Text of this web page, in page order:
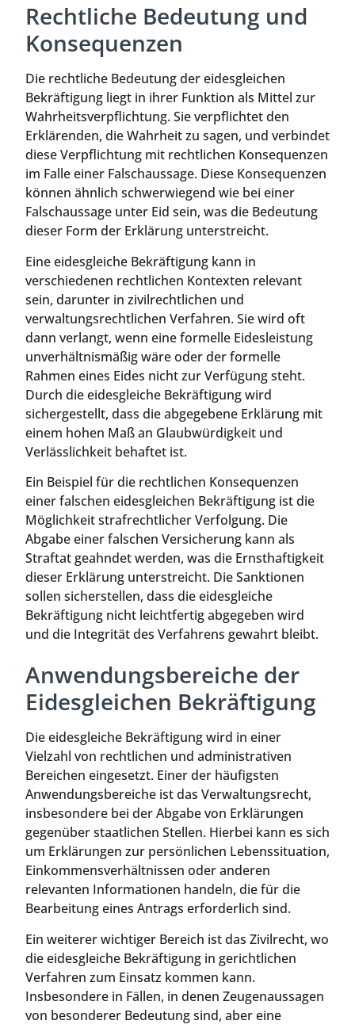
Rechtliche Bedeutung und
Konsequenzen
Die rechtliche Bedeutung der eidesgleichen
Bekräftigung liegt in ihrer Funktion als Mittel zur
Wahrheitsverpflichtung. Sie verpflichtet den
Erklärenden, die Wahrheit zu sagen, und verbindet
diese Verpflichtung mit rechtlichen Konsequenzen
im Falle einer Falschaussage. Diese Konsequenzen
können ähnlich schwerwiegend wie bei einer
Falschaussage unter Eid sein, was die Bedeutung
dieser Form der Erklärung unterstreicht.
Eine eidesgleiche Bekräftigung kann in
verschiedenen rechtlichen Kontexten relevant
sein, darunter in zivilrechtlichen und
verwaltungsrechtlichen Verfahren. Sie wird oft
dann verlangt, wenn eine formelle Eidesleistung
unverhältnismäßig wäre oder der formelle
Rahmen eines Eides nicht zur Verfügung steht.
Durch die eidesgleiche Bekräftigung wird
sichergestellt, dass die abgegebene Erklärung mit
einem hohen Maß an Glaubwürdigkeit und
Verlässlichkeit behaftet ist.
Ein Beispiel für die rechtlichen Konsequenzen
einer falschen eidesgleichen Bekräftigung ist die
Möglichkeit strafrechtlicher Verfolgung. Die
Abgabe einer falschen Versicherung kann als
Straftat geahndet werden, was die Ernsthaftigkeit
dieser Erklärung unterstreicht. Die Sanktionen
sollen sicherstellen, dass die eidesgleiche
Bekräftigung nicht leichtfertig abgegeben wird
und die Integrität des Verfahrens gewahrt bleibt.
Anwendungsbereiche der
Eidesgleichen Bekräftigung
Die eidesgleiche Bekräftigung wird in einer
Vielzahl von rechtlichen und administrativen
Bereichen eingesetzt. Einer der häufigsten
Anwendungsbereiche ist das Verwaltungsrecht,
insbesondere bei der Abgabe von Erklärungen
gegenüber staatlichen Stellen. Hierbei kann es sich
um Erklärungen zur persönlichen Lebenssituation,
Einkommensverhältnissen oder anderen
relevanten Informationen handeln, die für die
Bearbeitung eines Antrags erforderlich sind.
Ein weiterer wichtiger Bereich ist das Zivilrecht, wo
die eidesgleiche Bekräftigung in gerichtlichen
Verfahren zum Einsatz kommen kann.
Insbesondere in Fällen, in denen Zeugenaussagen
von besonderer Bedeutung sind, aber eine